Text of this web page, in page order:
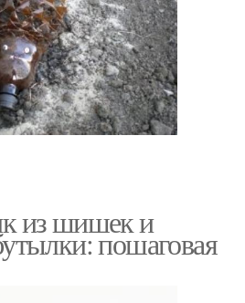
из шишек и
пошаговая